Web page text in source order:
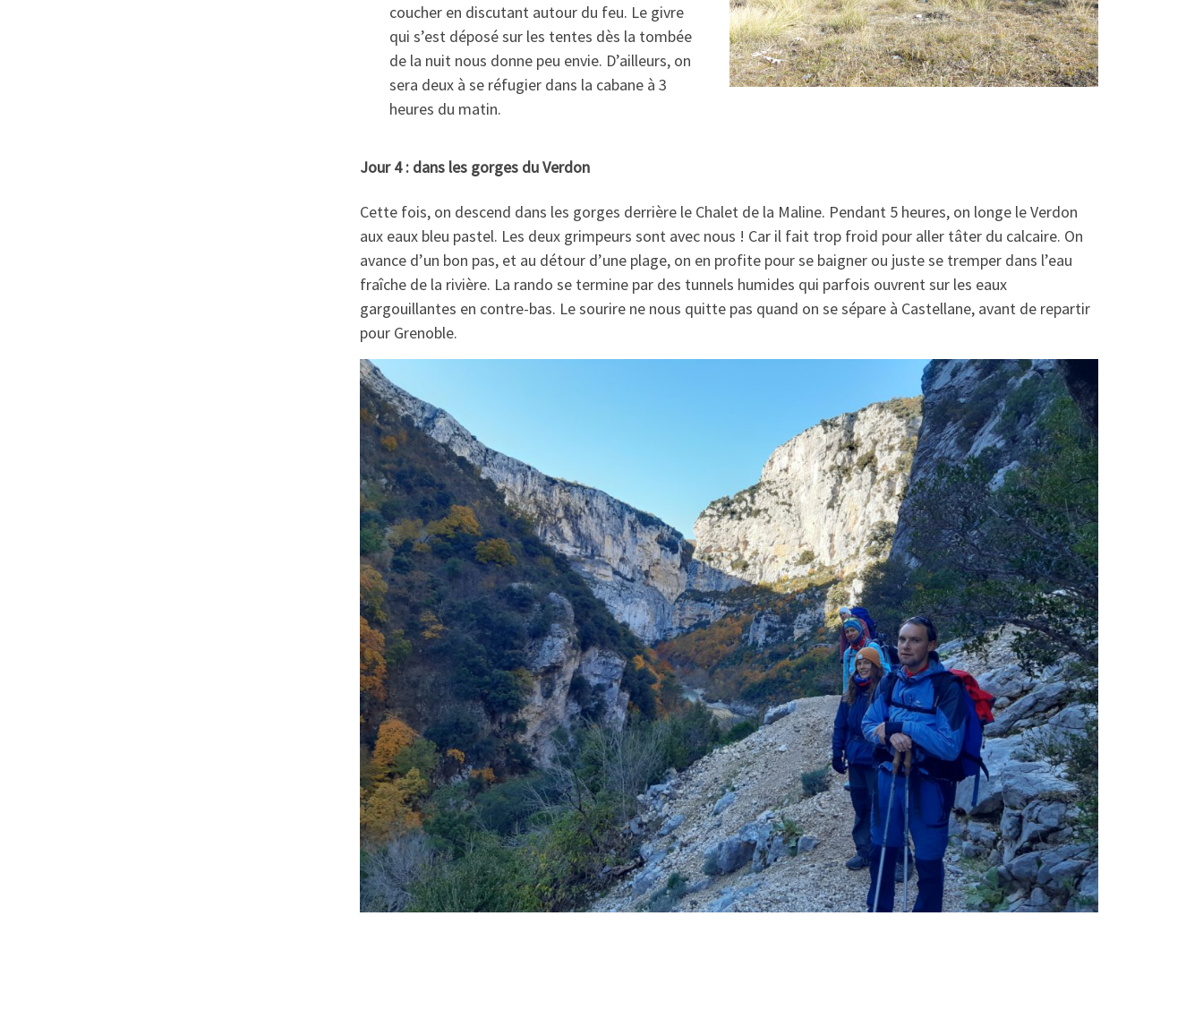
coucher en discutant autour du feu. Le givre
qui s’est déposé sur les tentes dès la tombée
de la nuit nous donne peu envie. D’ailleurs, on
sera deux à se réfugier dans la cabane à 3
heures du matin.
Jour 4 : dans les gorges du Verdon
Cette fois, on descend dans les gorges derrière le Chalet de la Maline. Pendant 5 heures, on longe le Verdon
aux eaux bleu pastel. Les deux grimpeurs sont avec nous ! Car il fait trop froid pour aller tâter du calcaire. On
avance d’un bon pas, et au détour d’une plage, on en profite pour se baigner ou juste se tremper dans l’eau
fraîche de la rivière. La rando se termine par des tunnels humides qui parfois ouvrent sur les eaux
gargouillantes en contre-bas. Le sourire ne nous quitte pas quand on se sépare à Castellane, avant de repartir
pour Grenoble.